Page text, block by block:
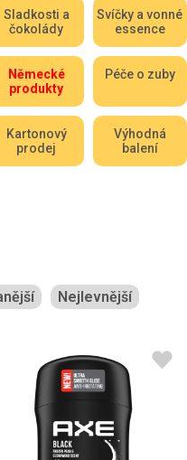
Sladkosti a
čokolády
Svíčky a vonné
essence
Německé
produkty
Péče o zuby
Kartonový
prodej
Výhodná
balení
Nejlevnější